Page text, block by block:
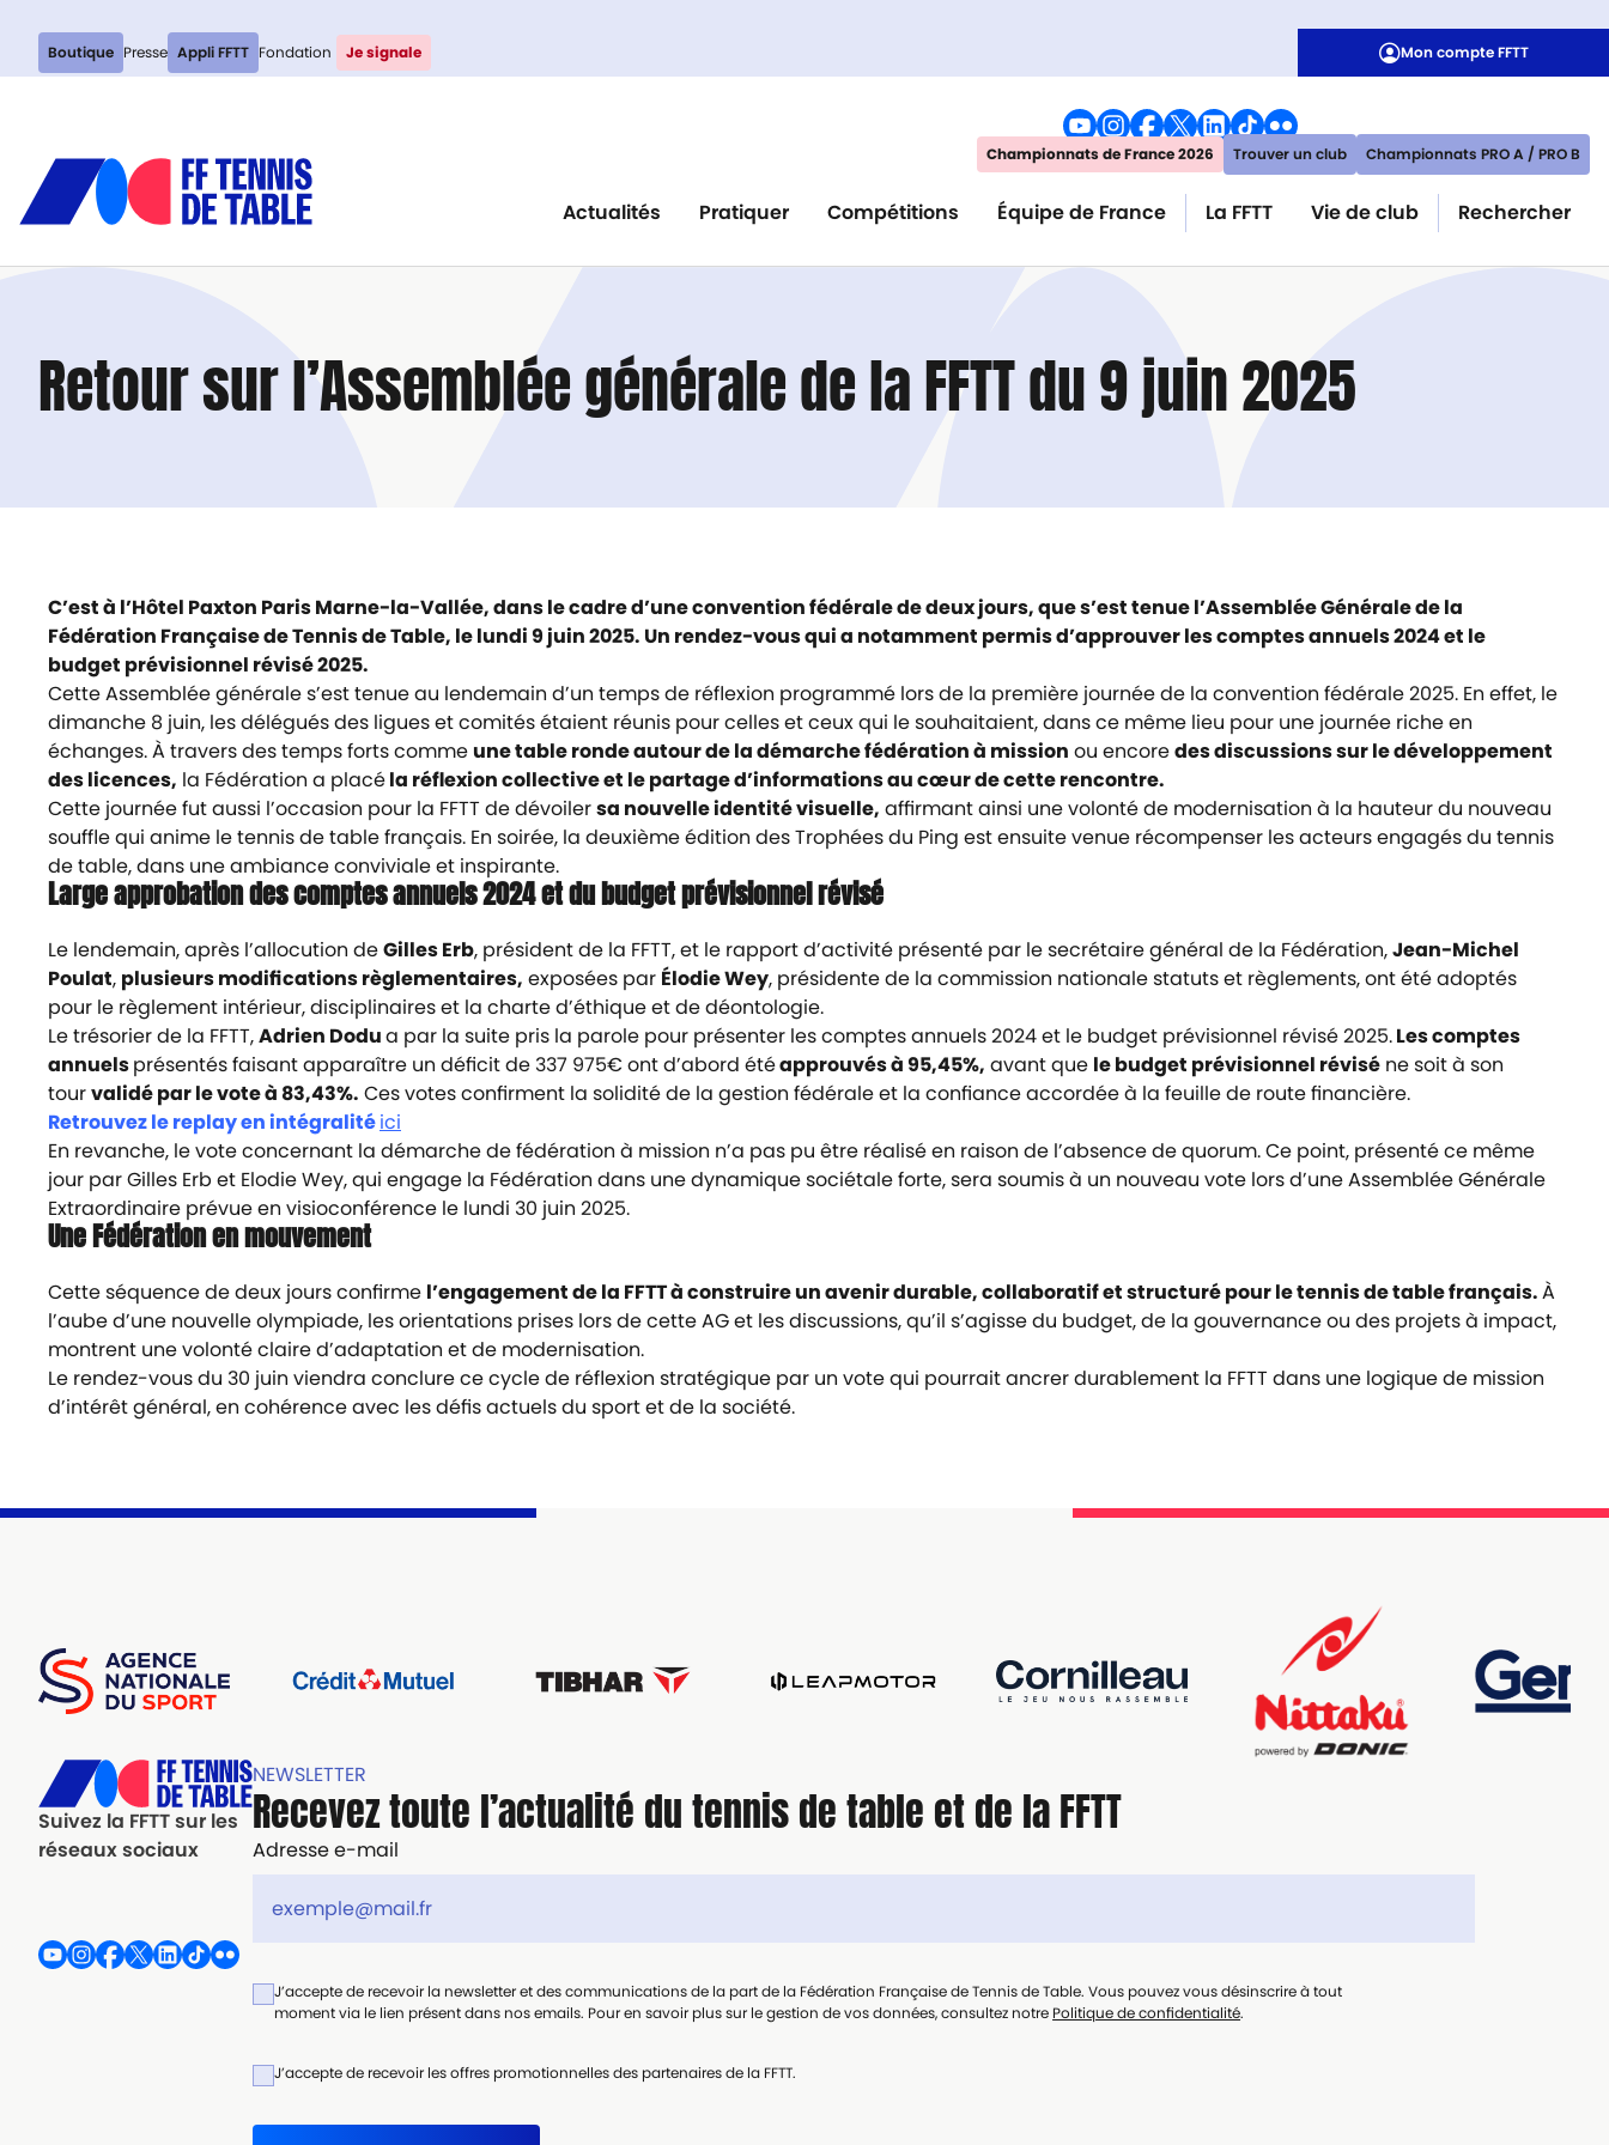
Boutique Presse Appli FFTT Fondation Je signale Mon compte FFTT
Championnats de France 2026 Trouver un club Championnats PRO A / PRO B
Actualités Pratiquer Compétitions Équipe de France La FFTT Vie de club Rechercher
Retour sur l’Assemblée générale de la FFTT du 9 juin 2025
C’est à l’Hôtel Paxton Paris Marne-la-Vallée, dans le cadre d’une convention fédérale de deux jours, que s’est tenue l’Assemblée Générale de la
Fédération Française de Tennis de Table, le lundi 9 juin 2025. Un rendez-vous qui a notamment permis d’approuver les comptes annuels 2024 et le
budget prévisionnel révisé 2025.
Cette Assemblée générale s’est tenue au lendemain d’un temps de réflexion programmé lors de la première journée de la convention fédérale 2025. En effet, le
dimanche 8 juin, les délégués des ligues et comités étaient réunis pour celles et ceux qui le souhaitaient, dans ce même lieu pour une journée riche en
échanges. À travers des temps forts comme une table ronde autour de la démarche fédération à mission ou encoredes discussions sur le développement
des licences, la Fédération a placéla réflexion collective et le partage d’informations au cœur de cette rencontre.
Cette journée fut aussi l’occasion pour la FFTT de dévoilersa nouvelle identité visuelle, affirmant ainsi une volonté de modernisation à la hauteur du nouveau
souffle qui anime le tennis de table français. En soirée, la deuxième édition des Trophées du Ping est ensuite venue récompenser les acteurs engagés du tennis
de table, dans une ambiance conviviale et inspirante.
Large approbation des comptes annuels 2024 et du budget prévisionnel révisé
Le lendemain, après l’allocution deGilles Erb, président de la FFTT, et le rapport d’activité présenté par le secrétaire général de la Fédération,Jean-Michel
Poulat, plusieurs modifications règlementaires, exposées par Élodie Wey, présidente de la commission nationale statuts et règlements, ont été adoptés
pour le règlement intérieur, disciplinaires et la charte d’éthique et de déontologie.
Le trésorier de la FFTT,Adrien Dodua par la suite pris la parole pour présenter les comptes annuels 2024 et le budget prévisionnel révisé 2025.Les comptes
annuelsprésentés faisant apparaître un déficit de 337 975€ ont d’abord étéapprouvés à 95,45%, avant que le budget prévisionnel révisé ne soit à son
tourvalidé par le vote à 83,43%. Ces votes confirment la solidité de la gestion fédérale et la confiance accordée à la feuille de route financière.
Retrouvez le replay en intégralitéici
En revanche, le vote concernant la démarche de fédération à mission n’a pas pu être réalisé en raison de l’absence de quorum. Ce point, présenté ce même
jour par Gilles Erb et Elodie Wey, qui engage la Fédération dans une dynamique sociétale forte, sera soumis à un nouveau vote lors d’une Assemblée Générale
Extraordinaire prévue en visioconférence le lundi 30 juin 2025.
Une Fédération en mouvement
Cette séquence de deux jours confirme l’engagement de la FFTT à construire un avenir durable, collaboratif et structuré pour le tennis de table français.À
l’aube d’une nouvelle olympiade, les orientations prises lors de cette AG et les discussions, qu’il s’agisse du budget, de la gouvernance ou des projets à impact,
montrent une volonté claire d’adaptation et de modernisation.
Le rendez-vous du 30 juin viendra conclure ce cycle de réflexion stratégique par un vote qui pourrait ancrer durablement la FFTT dans une logique de mission
d’intérêt général, en cohérence avec les défis actuels du sport et de la société.
Suivez la FFTT sur les
réseaux sociaux
NEWSLETTER
Recevez toute l’actualité du tennis de table et de la FFTT
Adresse e-mail
J’accepte de recevoir la newsletter et des communications de la part de la Fédération Française de Tennis de Table. Vous pouvez vous désinscrire à tout
moment via le lien présent dans nos emails. Pour en savoir plus sur le gestion de vos données, consultez notre Politique de confidentialité.
J’accepte de recevoir les offres promotionnelles des partenaires de la FFTT.